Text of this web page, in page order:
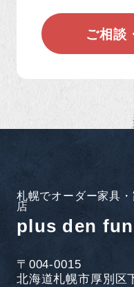
ご相談
札幌でオーダー家具
店
plus den
〒004-0015
北海道札幌市厚別区